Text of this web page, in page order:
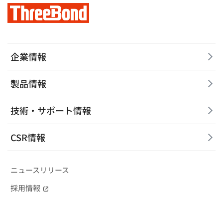
企業情報
製品情報
技術・サポート情報
CSR情報
ニュースリリース
採用情報